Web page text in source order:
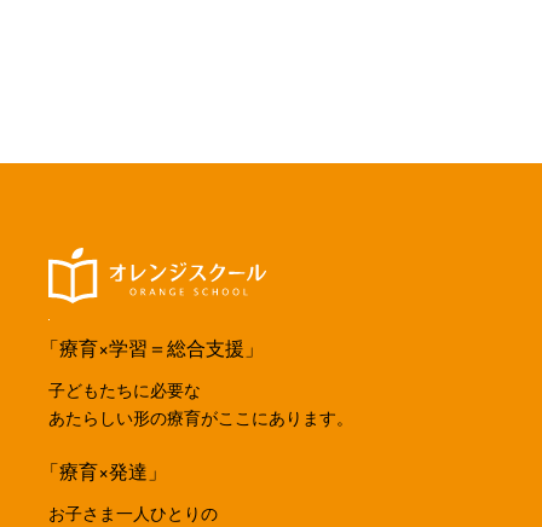
「療育×学習＝総合支援」
子どもたちに必要な
あたらしい形の療育がここにあります。
「療育×発達」
お子さま一人ひとりの